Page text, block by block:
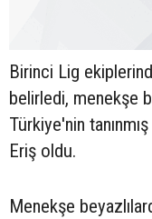
Birinci Lig
belirledi, menekşe
Türkiye'nin
Eriş oldu.
Menekşe